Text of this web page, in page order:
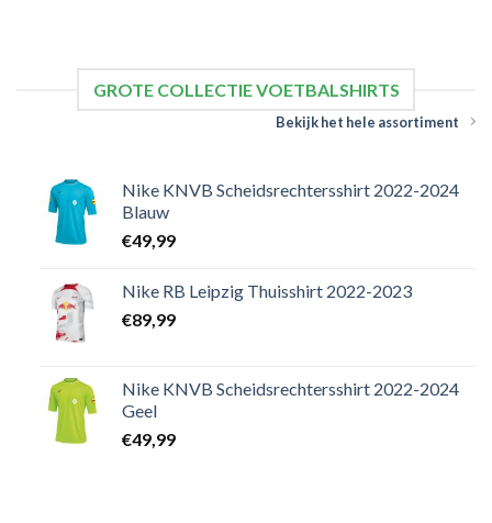
GROTE COLLECTIE VOETBALSHIRTS
Bekijk het hele assortiment
Nike KNVB Scheidsrechtersshirt 2022-2024
Blauw
€49,99
Nike RB Leipzig Thuisshirt 2022-2023
€89,99
Nike KNVB Scheidsrechtersshirt 2022-2024
Geel
€49,99